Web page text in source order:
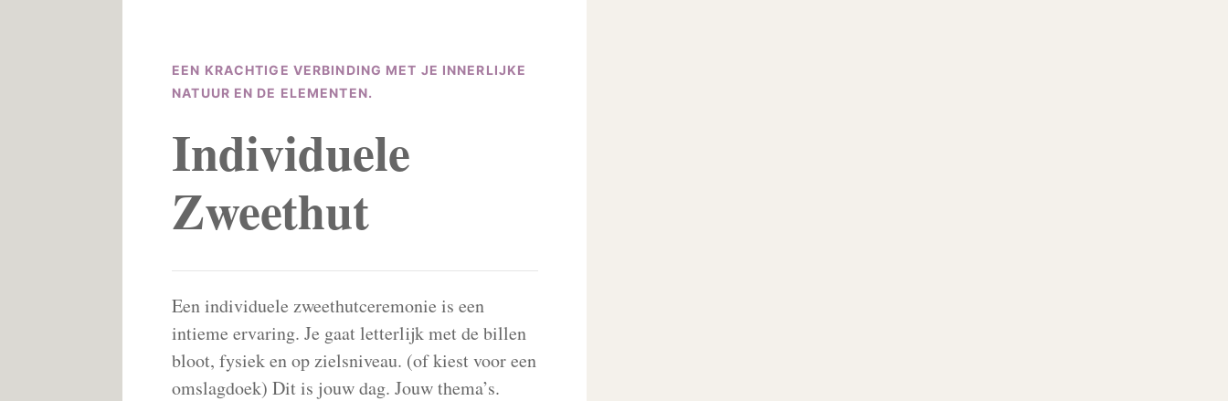
EEN KRACHTIGE VERBINDING MET JE INNERLIJKE
NATUUR EN DE ELEMENTEN.
Individuele
Zweethut
Een individuele zweethutceremonie is een
intieme ervaring. Je gaat letterlijk met de billen
bloot, fysiek en op zielsniveau. (of kiest voor een
omslagdoek) Dit is jouw dag. Jouw thema’s.